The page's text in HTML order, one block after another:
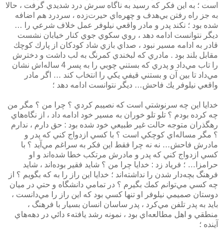
است ؛ به اين فكر كه رسيد به ناگاه سرش درد شديدي گرفت ، حالا
به جز راه رفتن بي‌هدف و چهره‌اي حيرت‌زده ، سردرد هم اضافه
شده بود ؛ نكند پدر و مادر واقعي نيلوفر عمل خلاف شرعي را …
ديگر نتوانست ادامه دهد ، روي سكوي جوي كنار خيابان نشست
قادر به ادامه مسير نبود ، صداي بازي شاد كودكان از پارك كوچك
مقابل بلند بود . مادري كه لبخندي كمرنگ به لب داشت و دخترش
را تاب مي‌داد و پدري كه بستني چوبي را به پسر 4 ساله‌اش نشان
مي‌داد تا بين آن و بستني قيفي يكي را انتخاب كند … اگر مادر
واقعي نيلوفر يك فاحش… ديگر نتوانست ادامه دهد ؛
خدايا اين چه سرنوشتي است كه نصيبم كردي ؟ چرا من ؟ مگر من
چه كرده بودم ؟ تلو تلو خوران به مسير خود ادامه داد ، از نگاه‌هاي
رهگذران متوجه حالت غير طبيعي خود شده بود :‌ حق دارم ، ندارم
؟ مگر مساله‌اي كوچكي است ؟ با كسي ازدواج كني كه پدر و
مادرش فاحش… نه نه چرا فقط اين فكر به سراغم مي‌آيد ؟ با
كسي ازدواج كني كه پدر و مادرش مرتكب خطا شده‌اند و او
حرامزا… ؛ فرياد زد : خدايا چرا من ؟ شايد فقير بوده‌اند ، شايد
فرهنگ بچه‌دار شدن را نداشته‌اند ؛ خدايا اين راز را به كه بگويم ؟ از
چه كسي مي‌توانم كمك بگيرم ؟‌ در تمامي دانشگاه و حتي در ميان
دوستان صميمي نيلوفر او تنها كسي بود كه اين راز را مي‌دانست ،
بايد به پدر تلفن مي‌كرد ، پدر ساسان انسان بسيار با فرهنگ ،‌
منطقي و اهل مطالعه‌اي بود ، نمونه رشد يافتهء دائي در دهه‌هاي
آينده ؛